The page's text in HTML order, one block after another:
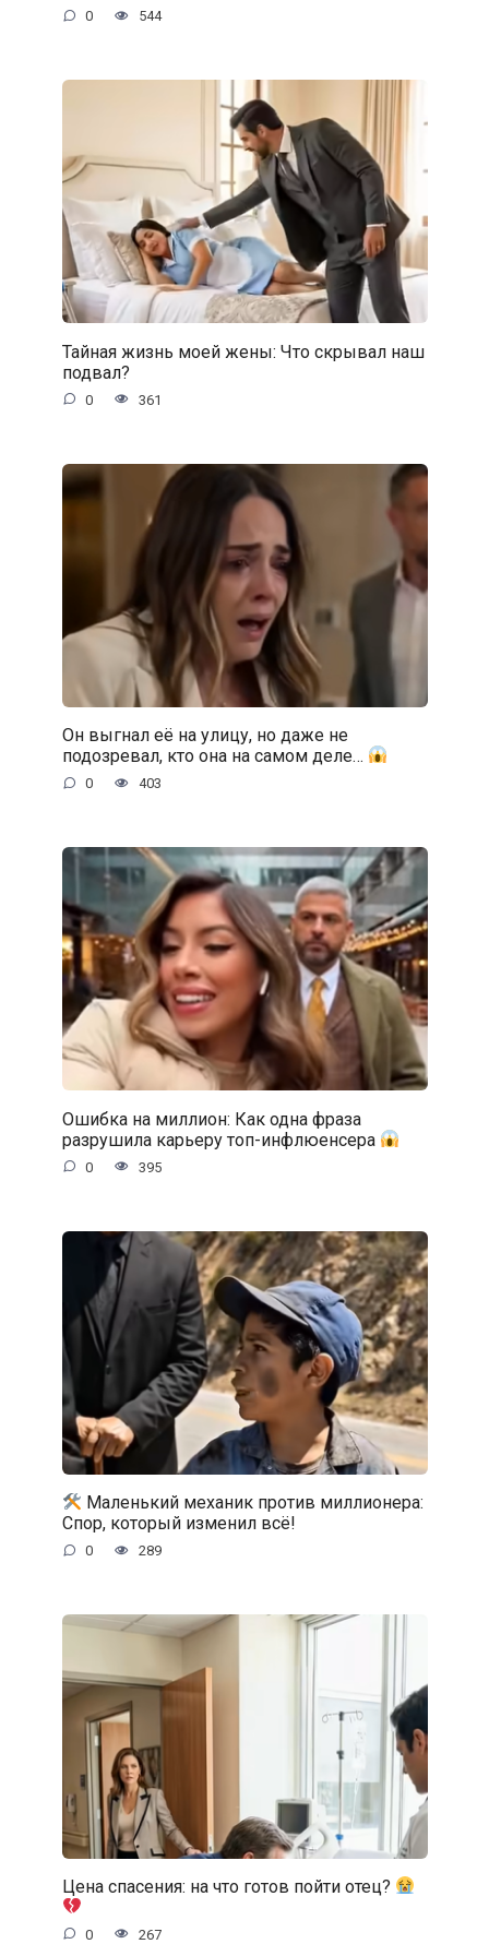
0 544
Тайная жизнь моей жены: Что скрывал наш
подвал?
0 361
Он выгнал её на улицу, но даже не
подозревал, кто она на самом деле…
0 403
Ошибка на миллион: Как одна фраза
разрушила карьеру топ-инфлюенсера
0 395
Маленький механик против миллионера:
Спор, который изменил всё!
0 289
Цена спасения: на что готов пойти отец?
0 267